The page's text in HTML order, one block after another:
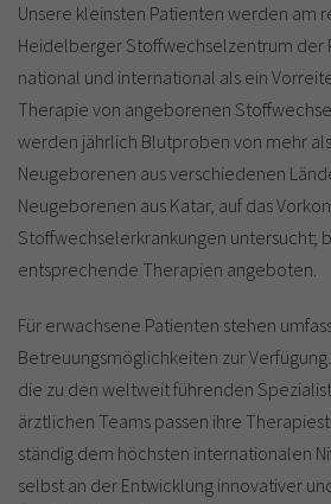
Unsere kleinsten Patienten werden am
Heidelberger Stoffwechselzentrum der
national und international als ein
Therapie von angeborenen
werden jährlich Blutproben von mehr
Neugeborenen aus verschiedenen
Neugeborenen aus Katar, auf das
Stoffwechselerkrankungen untersucht;
entsprechende Therapien angeboten.
Für erwachsene Patienten stehen
Betreuungsmöglichkeiten zur
die zu den weltweit führenden
ärztlichen Teams passen ihre
ständig dem höchsten internationalen
selbst an der Entwicklung innovativer